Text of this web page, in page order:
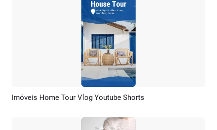
Pré-visualizar Criar IA
Imóveis Home Tour Vlog Youtube Shorts